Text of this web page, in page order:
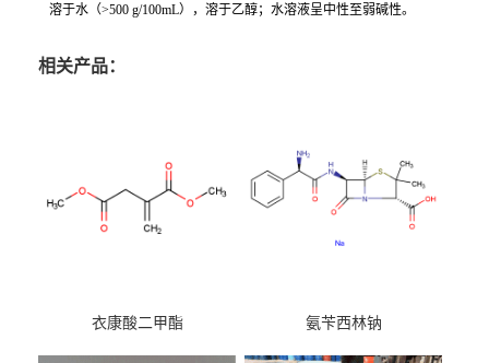
溶于水（>500 g/100mL），溶于乙醇；水溶液呈中性至弱碱性。
相关产品：
衣康酸二甲酯 氨苄西林钠